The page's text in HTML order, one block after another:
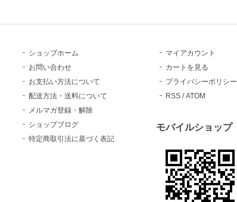
ショップホーム
お問い合わせ
お支払い方法について
配送方法・送料について
メルマガ登録・解除
ショップブログ
特定商取引法に基づく表記
マイアカウント
カートを見る
プライバシーポリシー
RSS /ATOM
モバイルショップ